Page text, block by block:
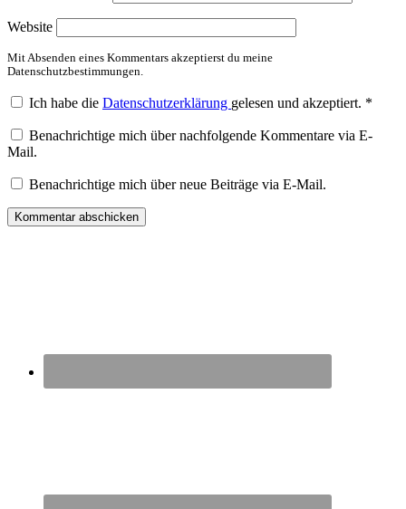
Website
Mit Absenden eines Kommentars akzeptierst du meine
Datenschutzbestimmungen.
Ich habe die Datenschutzerklärung gelesen und akzeptiert. *
Benachrichtige mich über nachfolgende Kommentare via E-
Mail.
Benachrichtige mich über neue Beiträge via E-Mail.